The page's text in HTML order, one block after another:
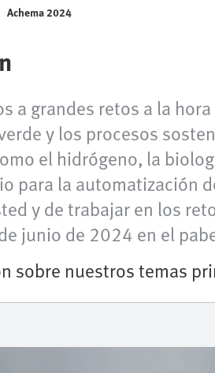
Achema 2024
a grandes retos a la
y los procesos
el hidrógeno, la
para la automatización
y de trabajar en los
junio de 2024 en el
sobre nuestros temas